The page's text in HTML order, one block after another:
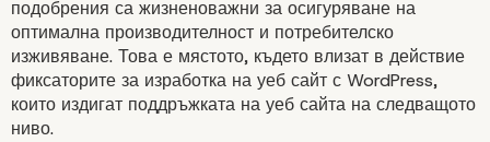
подобрения са жизненоважни за осигуряване на
оптимална производителност и потребителско
изживяване. Това е мястото, където влизат в действие
фиксаторите за изработка на уеб сайт с WordPress,
които издигат поддръжката на уеб сайта на следващото
ниво.